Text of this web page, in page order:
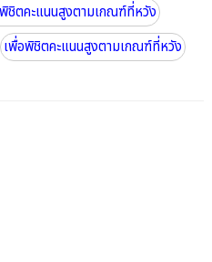
ชิตคะแนนสูงตามเกณฑ์ที่หวัง
เพื่อพิชิตคะแนนสูงตามเกณฑ์ที่หวัง